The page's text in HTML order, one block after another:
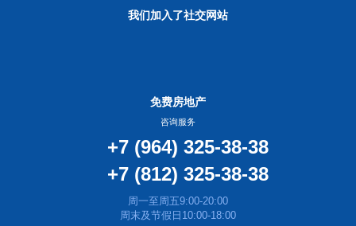
我们加入了社交网站
免费房地产
咨询服务
+7 (964) 325-38-38
+7 (812) 325-38-38
周一至周五9:00-20:00
周末及节假日10:00-18:00